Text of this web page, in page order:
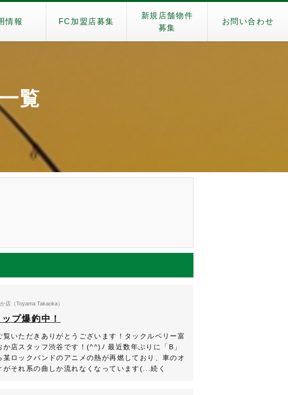
情報 FC加盟店募集
新規店舗物件
募集
お問い合わせ
覧
店（Toyama Takaoka）
プ爆釣中！
覧いただきありがとうございます！タックルベリー富
か店スタッフ渋谷です！(^^)ﾉ 最近数年ぶりに「B」
某ロックバンドのアニメの熱が再燃しており、車のオ
がそれ系の曲しか流れなくなっています(...続く